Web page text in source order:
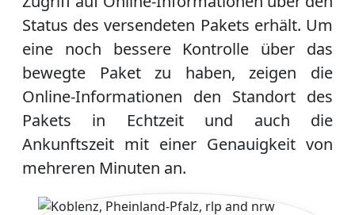
Status des versendeten Pakets erhält. Um
eine noch bessere Kontrolle über das
bewegte Paket zu haben, zeigen die
Online-Informationen den Standort des
Pakets in Echtzeit und auch die
Ankunftszeit mit einer Genauigkeit von
mehreren Minuten an.